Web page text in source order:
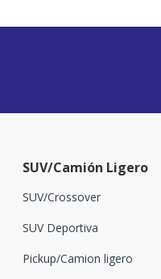
SUV/Camión Ligero
SUV/Crossover
SUV Deportiva
Pickup/Camion ligero